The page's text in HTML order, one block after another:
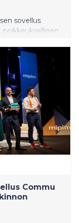
sovellus
poikkeuksellinen
eri puolilla
elämänsä
vieläpä
Commu